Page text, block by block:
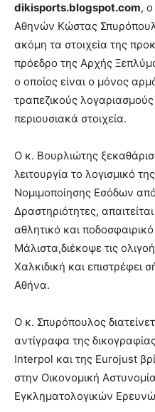
dikisports.blogspot.com,
Αθηνών Κώστας
ακόμη τα στοιχεία της
πρόεδρο της Αρχής
ο οποίος είναι ο μόνος
τραπεζικούς
περιουσιακά στοιχεία.
Ο κ. Βουρλιώτης
λειτουργία το λογισμικό
Νομιμοποίησης Εσόδων
Δραστηριότητες,
αθλητικό και
Μάλιστα,διέκοψε τις
Χαλκιδική και επιστρέφει
Αθήνα.
Ο κ. Σπυρόπουλος
αντίγραφα της
Interpol και της Eurojust
στην Οικονομική
Εγκληματολογικών